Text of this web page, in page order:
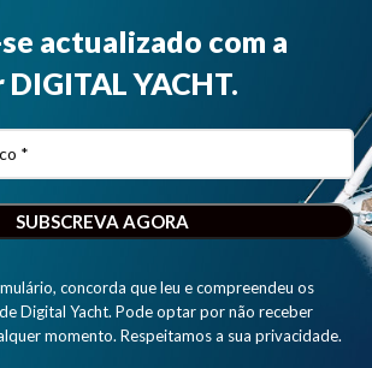
actualizado com a
YACHT.
concorda que leu e compreendeu os
Digital Yacht. Pode optar por não receber
momento. Respeitamos a sua privacidade.